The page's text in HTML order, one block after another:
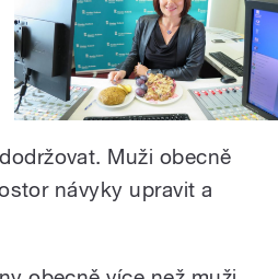
Muži obecně
návyky upravit a